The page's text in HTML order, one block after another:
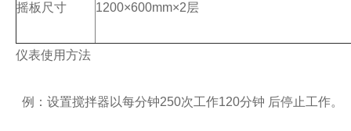
摇板尺寸 1200×600mm×2层
仪表使用方法
例：设置搅拌器以每分钟250次工作120分钟 后停止工作。